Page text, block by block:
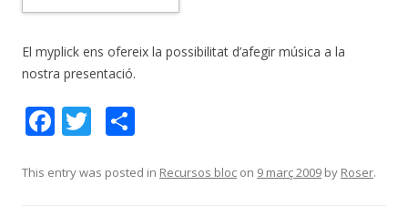
El myplick ens ofereix la possibilitat d’afegir música a la
nostra presentació.
F
e
T
itt m
This entry was posted in Recursos bloc on 9 març 2009 by Roser.